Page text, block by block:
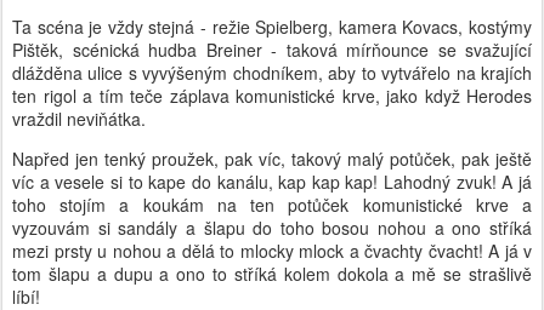
Ta scéna je vždy stejná - režie Spielberg, kamera Kovacs, kostýmy
Pištěk, scénická hudba Breiner - taková mírňounce se svažující
dlážděna ulice s vyvýšeným chodníkem, aby to vytvářelo na krajích
ten rigol a tím teče záplava komunistické krve, jako když Herodes
vraždil neviňátka.
Napřed jen tenký proužek, pak víc, takový malý potůček, pak ještě
víc a vesele si to kape do kanálu, kap kap kap! Lahodný zvuk! A já
toho stojím a koukám na ten potůček komunistické krve a
vyzouvám si sandály a šlapu do toho bosou nohou a ono stříká
mezi prsty u nohou a dělá to mlocky mlock a čvachty čvacht! A já v
tom šlapu a dupu a ono to stříká kolem dokola a mě se strašlivě
líbí!